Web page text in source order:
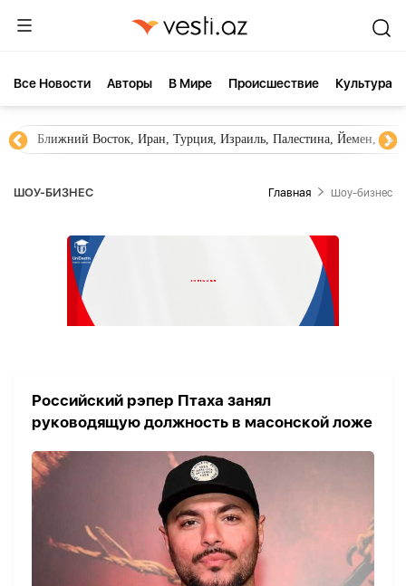
Все Новости Aвторы В Мире Происшествие Культура
Ближний Восток, Иран, Турция, Израиль, Палестина, Йемен,
ШОУ-БИЗНЕС Главная Шоу-бизнес
Российский рэпер Птаха занял
руководящую должность в масонской ложе